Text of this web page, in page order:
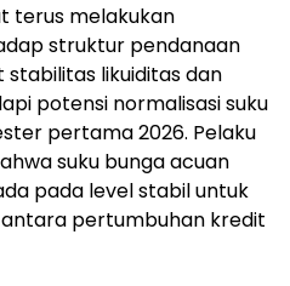
terus melakukan
struktur pendanaan
likuiditas dan
potensi normalisasi suku
pertama 2026. Pelaku
suku bunga acuan
pada level stabil untuk
pertumbuhan kredit